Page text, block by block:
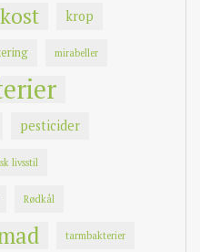
kost krop
mirabeller
pesticider
livsstil
Rødkål
tarmbakterier